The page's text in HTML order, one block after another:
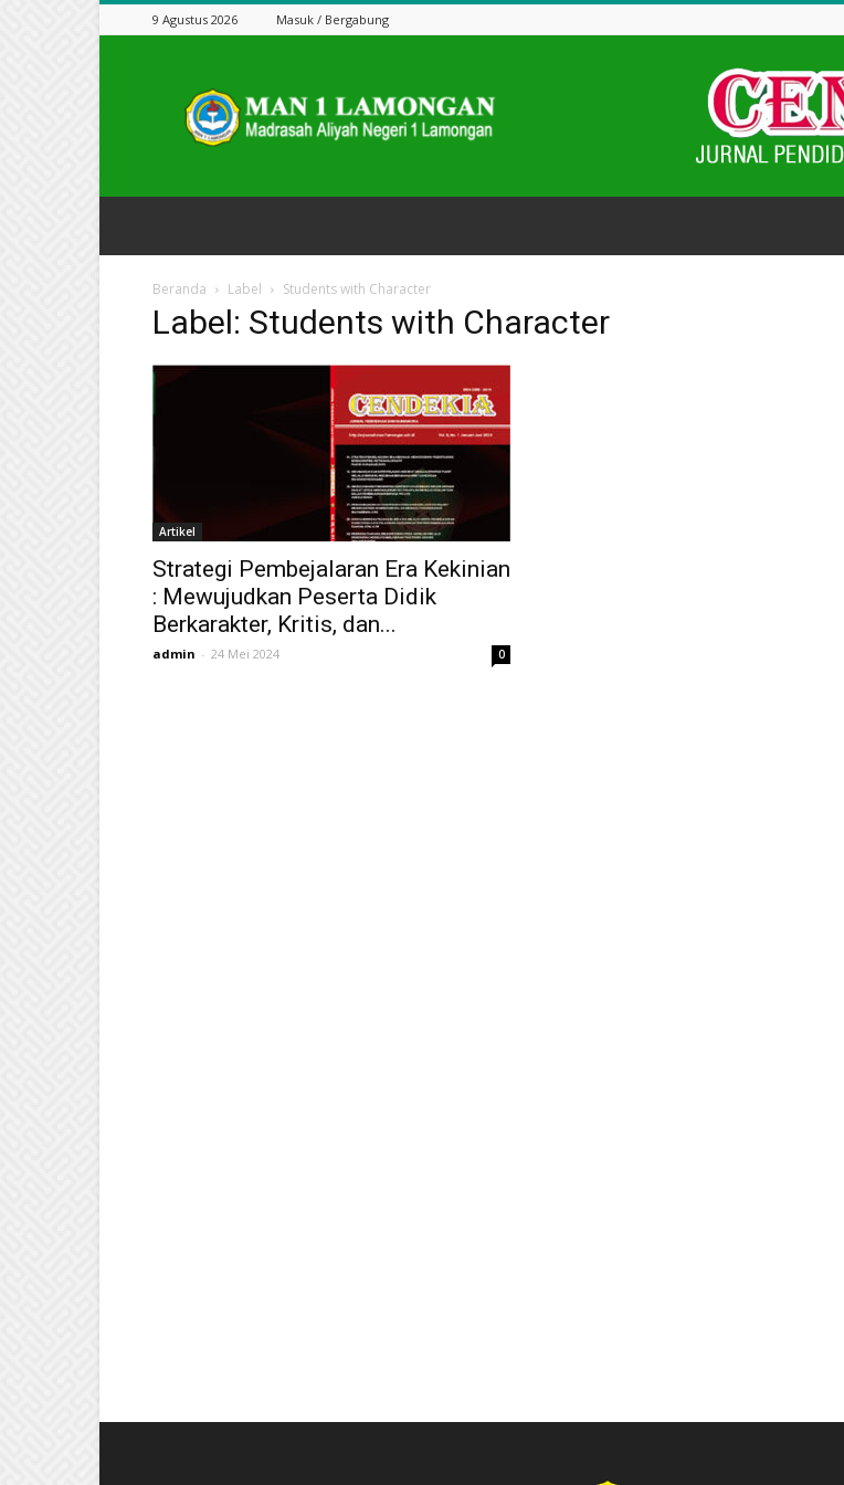
9 Agustus 2026 Masuk / Bergabung
Cendekia
Beranda Label Students with Character
Label: Students with Character
Artikel
Strategi Pembejalaran Era Kekinian
: Mewujudkan Peserta Didik
Berkarakter, Kritis, dan...
admin - 24 Mei 2024 0